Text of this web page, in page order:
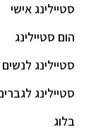
סטיילינג אישי
הום סטיילינג
סטיילינג לנשים
סטיילינג
בלוג